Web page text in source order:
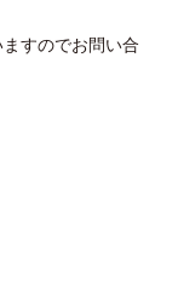
すのでお問い合